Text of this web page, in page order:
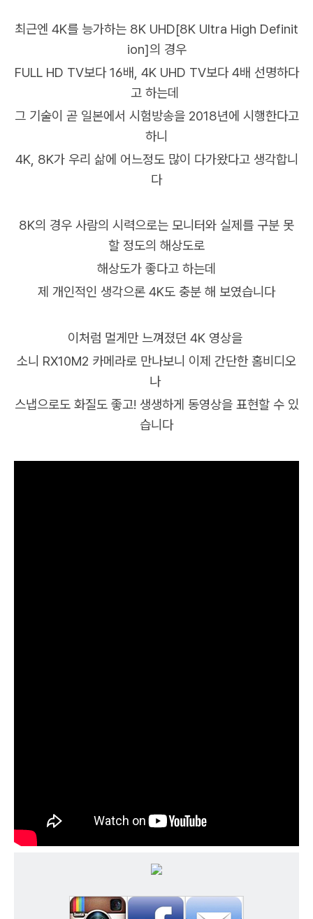
최근엔 4K를 능가하는 8K UHD[8K Ultra High Definit
ion]의 경우
FULL HD TV보다 16배, 4K UHD TV보다 4배 선명하다
고 하는데
그 기술이 곧 일본에서 시험방송을 2018년에 시행한다고
하니
4K, 8K가 우리 삶에 어느정도 많이 다가왔다고 생각합니
다
8K의 경우 사람의 시력으로는 모니터와 실제를 구분 못
할 정도의 해상도로
해상도가 좋다고 하는데
제 개인적인 생각으론 4K도 충분 해 보였습니다
이처럼 멀게만 느껴졌던 4K 영상을
소니 RX10M2 카메라로 만나보니 이제 간단한 홈비디오
나
스냅으로도 화질도 좋고! 생생하게 동영상을 표현할 수 있
습니다